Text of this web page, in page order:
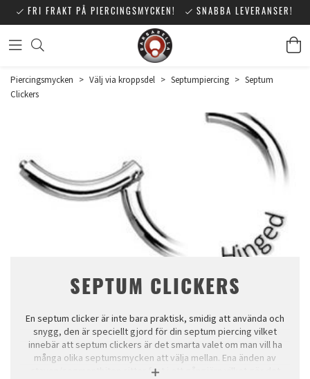
FRI FRAKT PÅ PIERCINGSMYCKEN! SNABBA LEVERANSER!
Piercingsmycken > Välj via kroppsdel > Septumpiercing > Septum
Clickers
SEPTUM CLICKERS
En septum clicker är inte bara praktisk, smidig att använda och
snygg, den är speciellt gjord för din septum piercing vilket
innebär att septum clickers är det smarta valet om man vill ha
många olika septumsmycken att välja mellan. Ena änden av
staven/segmentbiten sitter fast i ett gångjärn vilket gör det